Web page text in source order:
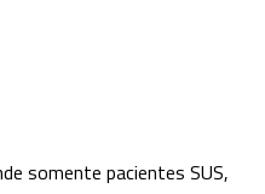
somente pacientes SUS,